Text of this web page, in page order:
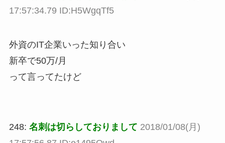
17:57:34.79 ID:H5WgqTf5
外資のIT企業いった知り合い
新卒で50万/月
って言ってたけど
248: 名刺は切らしておりまして 2018/01/08(月)